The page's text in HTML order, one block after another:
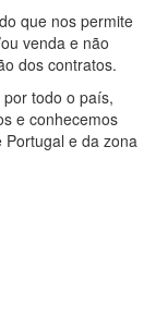
que nos permite
venda e não
dos contratos.
todo o país,
e conhecemos
e da zona